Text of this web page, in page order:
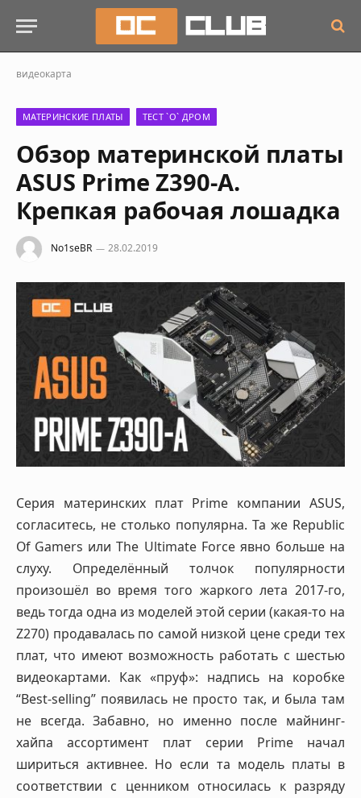
видеокарта
МАТЕРИНСКИЕ ПЛАТЫ ТЕСТ `О` ДРОМ
Обзор материнской платы
ASUS Prime Z390-A.
Крепкая рабочая лошадка
No1seBR 28.02.2019
Cерия материнских плат Prime компании ASUS,
согласитесь, не столько популярна. Та же Republic
Of Gamers или The Ultimate Force явно больше на
слуху. Определённый толчок популярности
произошёл во время того жаркого лета 2017-го,
ведь тогда одна из моделей этой серии (какая-то на
Z270) продавалась по самой низкой цене среди тех
плат, что имеют возможность работать с шестью
видеокартами. Как «пруф»: надпись на коробке
“Best-selling” появилась не просто так, и была там
не всегда. Забавно, но именно после майнинг-
хайпа ассортимент плат серии Prime начал
шириться активнее. Но если та модель платы в
соответствии с ценником относилась к разряду